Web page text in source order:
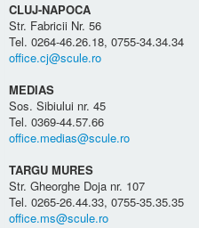
CLUJ-NAPOCA
Str. Fabricii Nr. 56
Tel. 0264-46.26.18, 0755-34.34.34
office.cj@scule.ro
MEDIAS
Sos. Sibiului nr. 45
Tel. 0369-44.57.66
office.medias@scule.ro
TARGU MURES
Str. Gheorghe Doja nr. 107
Tel. 0265-26.44.33, 0755-35.35.35
office.ms@scule.ro